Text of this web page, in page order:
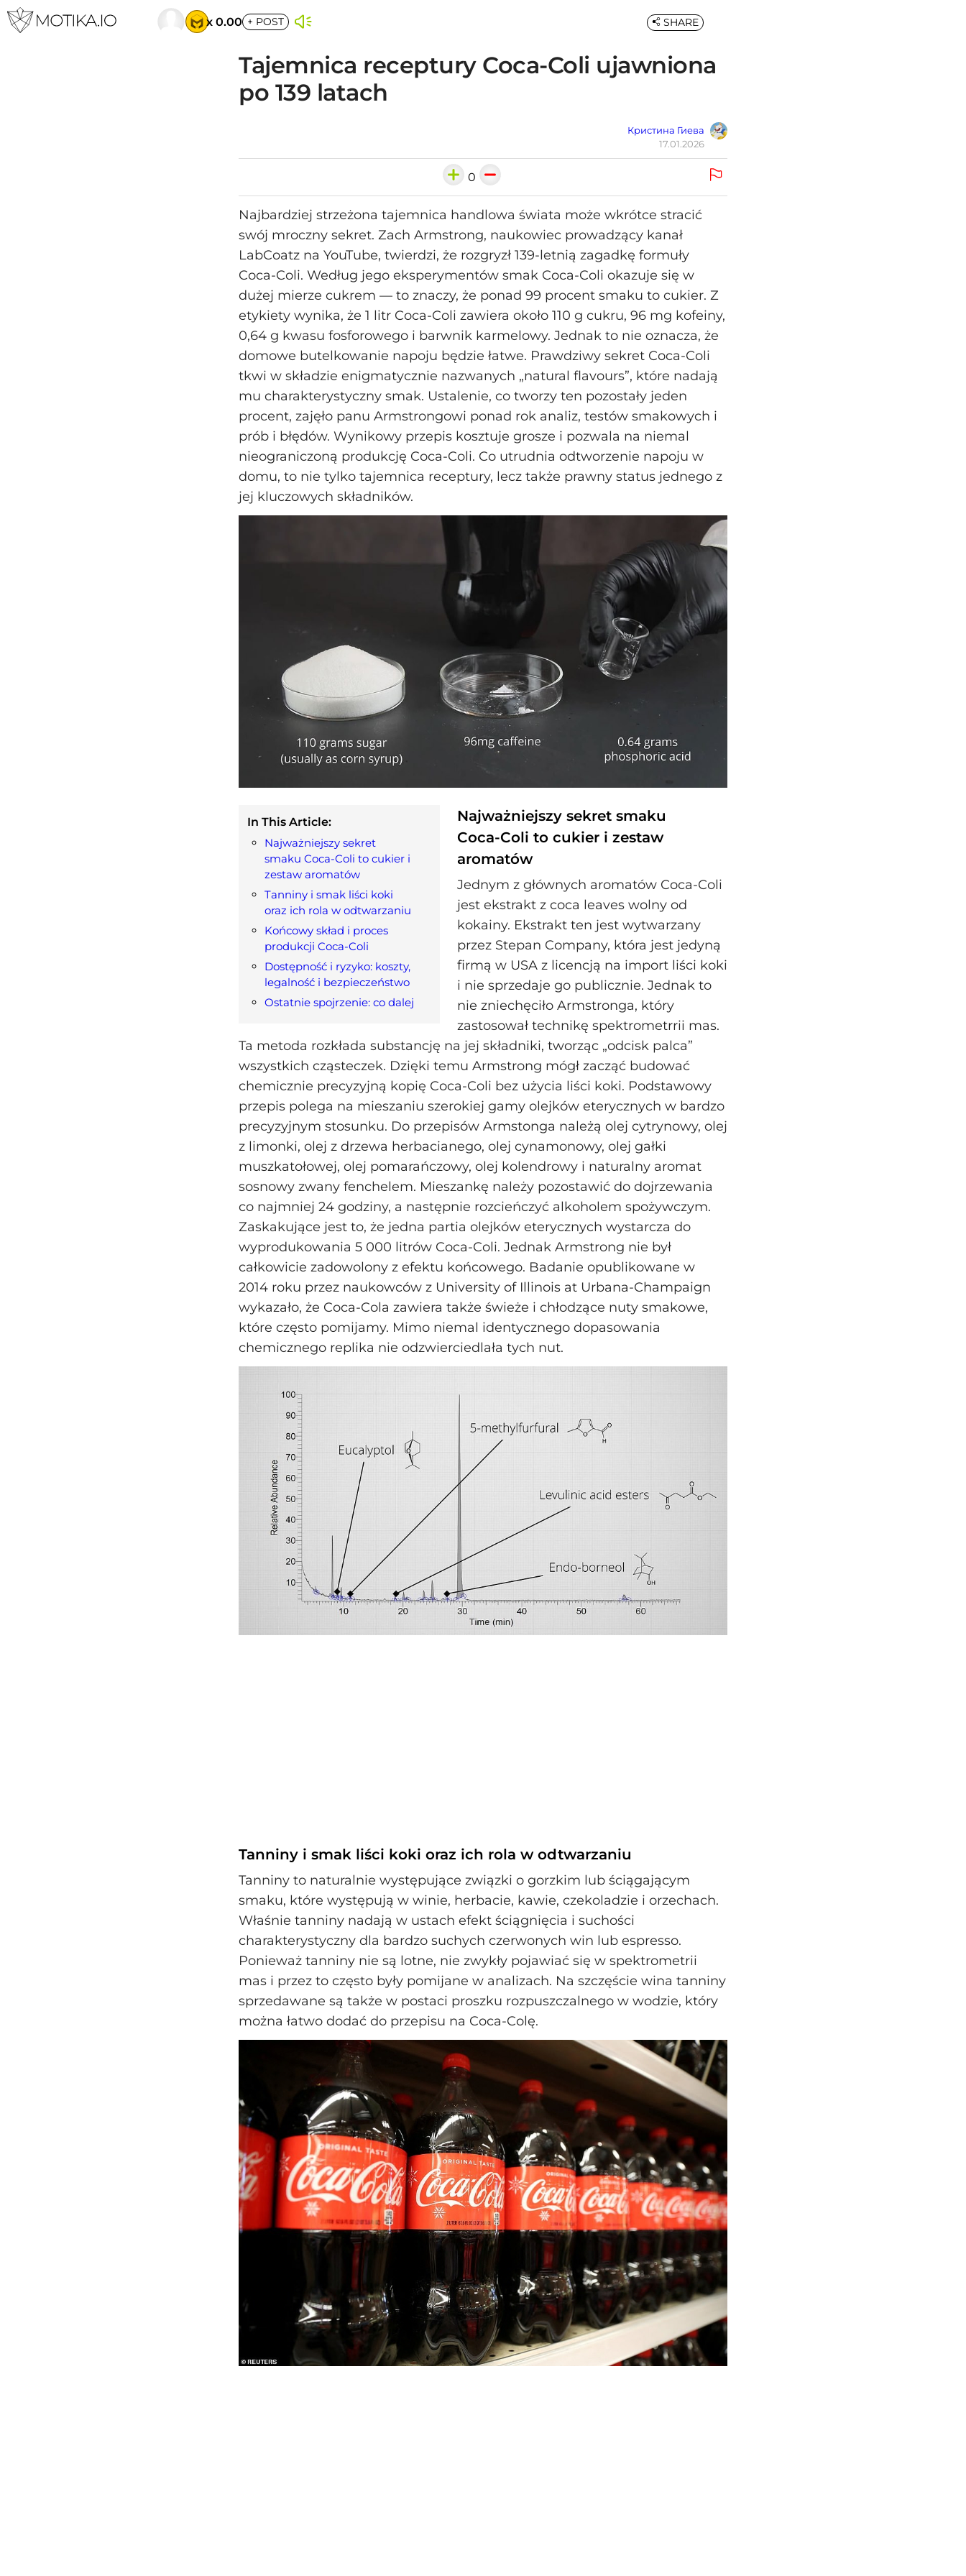
x 0.00 + POST
Tajemnica receptury Coca-Coli ujawniona
po 139 latach
Кристина Гиева
17.01.2026
SHARE
0
Najbardziej strzeżona tajemnica handlowa świata może wkrótce stracić
swój mroczny sekret. Zach Armstrong, naukowiec prowadzący kanał
LabCoatz na YouTube, twierdzi, że rozgryzł 139‑letnią zagadkę formuły
Coca‑Coli. Według jego eksperymentów smak Coca‑Coli okazuje się w
dużej mierze cukrem — to znaczy, że ponad 99 procent smaku to cukier. Z
etykiety wynika, że 1 litr Coca‑Coli zawiera około 110 g cukru, 96 mg kofeiny,
0,64 g kwasu fosforowego i barwnik karmelowy. Jednak to nie oznacza, że
domowe butelkowanie napoju będzie łatwe. Prawdziwy sekret Coca‑Coli
tkwi w składzie enigmatycznie nazwanych „natural flavours”, które nadają
mu charakterystyczny smak. Ustalenie, co tworzy ten pozostały jeden
procent, zajęło panu Armstrongowi ponad rok analiz, testów smakowych i
prób i błędów. Wynikowy przepis kosztuje grosze i pozwala na niemal
nieograniczoną produkcję Coca‑Coli. Co utrudnia odtworzenie napoju w
domu, to nie tylko tajemnica receptury, lecz także prawny status jednego z
jej kluczowych składników.
In This Article:
Najważniejszy sekret
smaku Coca‑Coli to cukier i
zestaw aromatów
Tanniny i smak liści koki
oraz ich rola w odtwarzaniu
Końcowy skład i proces
produkcji Coca‑Coli
Dostępność i ryzyko: koszty,
legalność i bezpieczeństwo
Ostatnie spojrzenie: co dalej
Najważniejszy sekret smaku
Coca‑Coli to cukier i zestaw
aromatów
Jednym z głównych aromatów Coca‑Coli
jest ekstrakt z coca leaves wolny od
kokainy. Ekstrakt ten jest wytwarzany
przez Stepan Company, która jest jedyną
firmą w USA z licencją na import liści koki
i nie sprzedaje go publicznie. Jednak to
nie zniechęciło Armstronga, który
zastosował technikę spektrometrrii mas.
Ta metoda rozkłada substancję na jej składniki, tworząc „odcisk palca”
wszystkich cząsteczek. Dzięki temu Armstrong mógł zacząć budować
chemicznie precyzyjną kopię Coca‑Coli bez użycia liści koki. Podstawowy
przepis polega na mieszaniu szerokiej gamy olejków eterycznych w bardzo
precyzyjnym stosunku. Do przepisów Armstonga należą olej cytrynowy, olej
z limonki, olej z drzewa herbacianego, olej cynamonowy, olej gałki
muszkatołowej, olej pomarańczowy, olej kolendrowy i naturalny aromat
sosnowy zwany fenchelem. Mieszankę należy pozostawić do dojrzewania
co najmniej 24 godziny, a następnie rozcieńczyć alkoholem spożywczym.
Zaskakujące jest to, że jedna partia olejków eterycznych wystarcza do
wyprodukowania 5 000 litrów Coca‑Coli. Jednak Armstrong nie był
całkowicie zadowolony z efektu końcowego. Badanie opublikowane w
2014 roku przez naukowców z University of Illinois at Urbana‑Champaign
wykazało, że Coca‑Cola zawiera także świeże i chłodzące nuty smakowe,
które często pomijamy. Mimo niemal identycznego dopasowania
chemicznego replika nie odzwierciedlała tych nut.
Tanniny i smak liści koki oraz ich rola w odtwarzaniu
Tanniny to naturalnie występujące związki o gorzkim lub ściągającym
smaku, które występują w winie, herbacie, kawie, czekoladzie i orzechach.
Właśnie tanniny nadają w ustach efekt ściągnięcia i suchości
charakterystyczny dla bardzo suchych czerwonych win lub espresso.
Ponieważ tanniny nie są lotne, nie zwykły pojawiać się w spektrometrii
mas i przez to często były pomijane w analizach. Na szczęście wina tanniny
sprzedawane są także w postaci proszku rozpuszczalnego w wodzie, który
można łatwo dodać do przepisu na Coca‑Colę.